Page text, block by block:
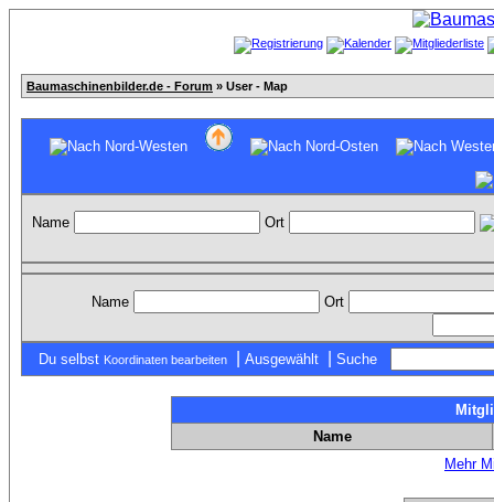
Baumaschinenbilder.de - Forum » User - Map
Name Ort
Name Ort
Du selbst Koordinaten bearbeiten Ausgewählt Suche
Name
Mehr